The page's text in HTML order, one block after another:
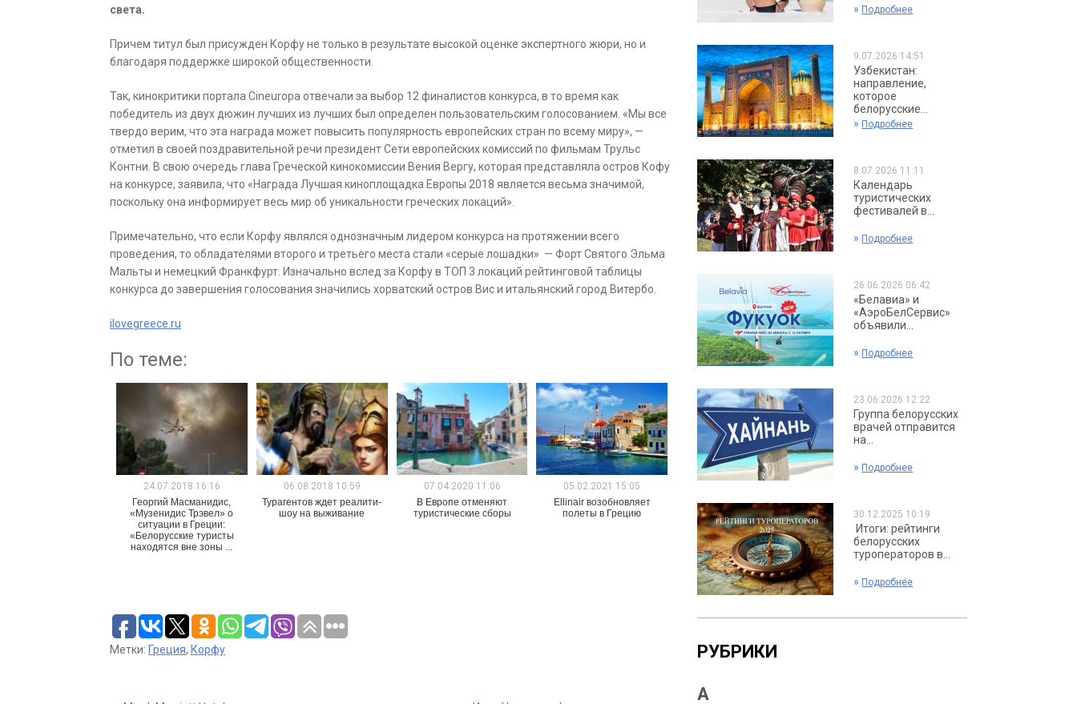
света.
Причем титул был присужден Корфу не только в результате высокой оценке экспертного жюри, но и
благодаря поддержке широкой общественности.
Так, кинокритики портала Cineuropa отвечали за выбор 12 финалистов конкурса, в то время как
победитель из двух дюжин лучших из лучших был определен пользовательским голосованием. «Мы все
твердо верим, что эта награда может повысить популярность европейских стран по всему миру», —
отметил в своей поздравительной речи президент Сети европейских комиссий по фильмам Трульс
Контни. В свою очередь глава Греческой кинокомиссии Вения Вергу, которая представляла остров Кофу
на конкурсе, заявила, что «Награда Лучшая киноплощадка Европы 2018 является весьма значимой,
поскольку она информирует весь мир об уникальности греческих локаций».
Примечательно, что если Корфу являлся однозначным лидером конкурса на протяжении всего
проведения, то обладателями второго и третьего места стали «серые лошадки» — Форт Святого Эльма
Мальты и немецкий Франкфурт. Изначально вслед за Корфу в ТОП 3 локаций рейтинговой таблицы
конкурса до завершения голосования значились хорватский остров Вис и итальянский город Витербо.
ilovegreece.ru
По теме:
24.07.2018 16:16
Георгий Масманидис,
«Музенидис Трэвел» о
ситуации в Греции:
«Белорусские туристы
находятся вне зоны ...
06.08.2018 10:59
Турагентов ждет реалити-
шоу на выживание
07.04.2020 11:06
В Европе отменяют
туристические сборы
05.02.2021 15:05
Ellinair возобновляет
полеты в Грецию
Метки: Греция, Корфу
» Подробнее
9.07.2026 14:51
Узбекистан:
направление,
которое
белорусские...
» Подробнее
8.07.2026 11:11
Календарь
туристических
фестивалей в...
» Подробнее
26.06.2026 06:42
«Белавиа» и
«АэроБелСервис»
объявили...
» Подробнее
23.06.2026 12:22
Группа белорусских
врачей отправится
на...
» Подробнее
30.12.2025 10:19
Итоги: рейтинги
белорусских
туроператоров в...
» Подробнее
РУБРИКИ
А